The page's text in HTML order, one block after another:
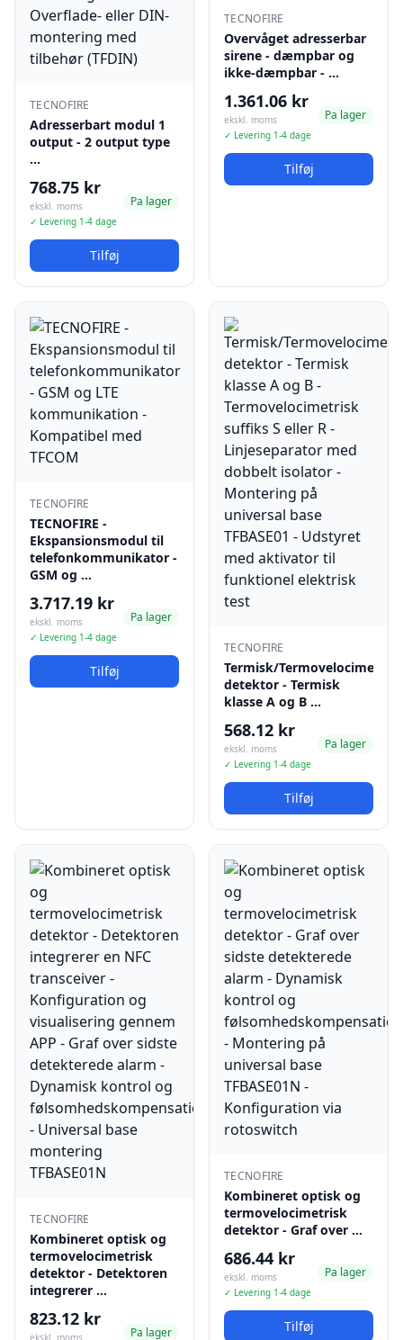
TECNOFIRE
Adresserbart modul 1
output - 2 output type
…
768.75 kr
ekskl. moms
✓ Levering 1-4 dage
Pa lager
Tilføj
TECNOFIRE
Overvåget adresserbar
sirene - dæmpbar og
ikke-dæmpbar - …
1.361.06 kr
ekskl. moms
✓ Levering 1-4 dage
Pa lager
Tilføj
TECNOFIRE
TECNOFIRE -
Ekspansionsmodul til
telefonkommunikator -
GSM og …
3.717.19 kr
ekskl. moms
✓ Levering 1-4 dage
Pa lager
Tilføj
TECNOFIRE
Termisk/Termovelocimetrisk
detektor - Termisk
klasse A og B …
568.12 kr
ekskl. moms
✓ Levering 1-4 dage
Pa lager
Tilføj
TECNOFIRE
Kombineret optisk og
termovelocimetrisk
detektor - Detektoren
integrerer …
823.12 kr
ekskl. moms Pa lager
TECNOFIRE
Kombineret optisk og
termovelocimetrisk
detektor - Graf over …
686.44 kr
ekskl. moms
✓ Levering 1-4 dage
Pa lager
Tilføj